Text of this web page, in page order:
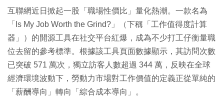
互聯網近日掀起一股「職場性價比」量化熱潮。一款名為
「Is My Job Worth the Grind?」（下稱「工作值得度計算
器」）的開源工具在社交平台紅爆，成為不少打工仔衡量職
位去留的參考標準。根據該工具頁面數據顯示，其訪問次數
已突破 571 萬次，獨立訪客人數超過 344 萬，反映在全球
經濟環境波動下，勞動力市場對工作價值的定義正從單純的
「薪酬導向」轉向「綜合成本導向」。